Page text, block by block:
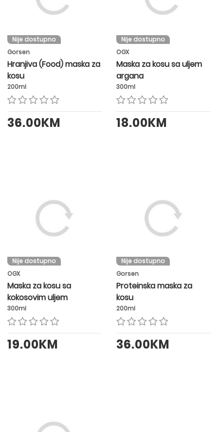
Nije dostupno
Gorsen
Hranjiva (Food) maska za
kosu
200ml
36.00KM
Nije dostupno
OGX
Maska za kosu sa uljem
argana
300ml
18.00KM
Nije dostupno
OGX
Maska za kosu sa
kokosovim uljem
300ml
19.00KM
Nije dostupno
Gorsen
Proteinska maska za
kosu
200ml
36.00KM